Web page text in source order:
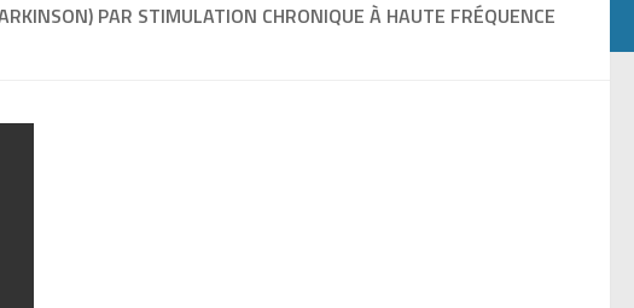
PAR STIMULATION CHRONIQUE À HAUTE FRÉQUENCE